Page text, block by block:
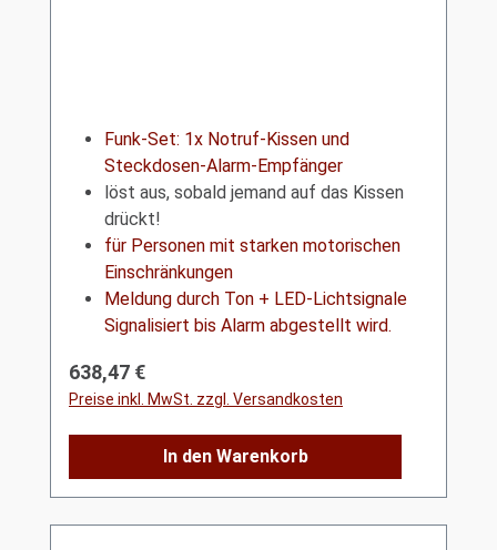
Funk-Set: 1x Notruf-Kissen und
Steckdosen-Alarm-Empfänger
löst aus, sobald jemand auf das Kissen
drückt!
für Personen mit starken motorischen
Einschränkungen
Meldung durch Ton + LED-Lichtsignale
Signalisiert bis Alarm abgestellt wird.
Regulärer Preis:
638,47 €
Preise inkl. MwSt. zzgl. Versandkosten
In den Warenkorb